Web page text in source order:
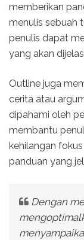
memberikan
menulis sebuah
penulis dapat
yang akan
Outline juga
cerita atau
dipahami oleh
membantu
kehilangan
panduan yang
Dengan